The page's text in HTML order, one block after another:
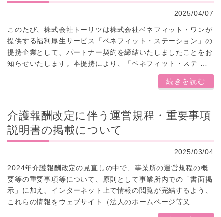
2025/04/07
このたび、株式会社トーリツは株式会社ベネフィット・ワンが
提供する福利厚生サービス「ベネフィット・ステーション」の
提携企業として、パートナー契約を締結いたしましたことをお
知らせいたします。本提携により、「ベネフィット・ステ …
続きを読む
介護報酬改定に伴う運営規程・重要事項
説明書の掲載について
2025/03/04
2024年介護報酬改定の見直しの中で、事業所の運営規程の概
要等の重要事項等について、原則として事業所内での「書面掲
示」に加え、インターネット上で情報の閲覧が完結するよう、
これらの情報をウェブサイト（法人のホームページ等又 …